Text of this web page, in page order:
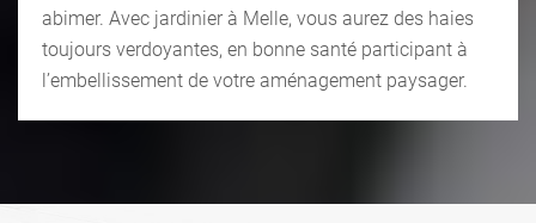
abimer. Avec jardinier à Melle, vous aurez des haies
toujours verdoyantes, en bonne santé participant à
l’embellissement de votre aménagement paysager.